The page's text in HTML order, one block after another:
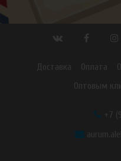
Доставка Оплата
Оптовым
+7